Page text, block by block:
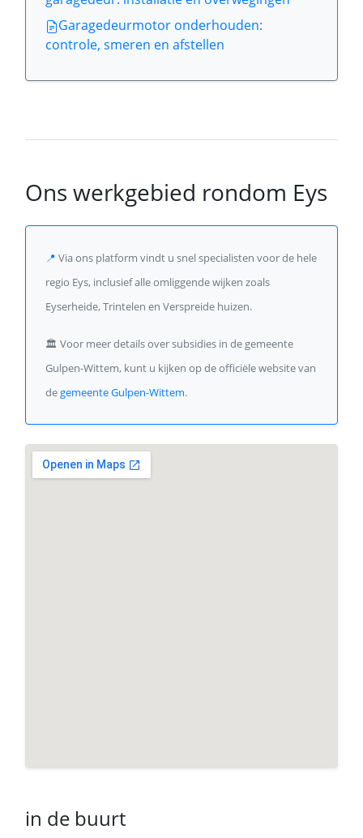
Garagedeurmotor onderhouden:
controle, smeren en afstellen
Ons werkgebied rondom Eys
📍 Via ons platform vindt u snel specialisten voor de hele
regio Eys, inclusief alle omliggende wijken zoals
Eyserheide, Trintelen en Verspreide huizen.
🏛️ Voor meer details over subsidies in de gemeente
Gulpen-Wittem, kunt u kijken op de officiële website van
degemeente Gulpen-Wittem.
in de buurt